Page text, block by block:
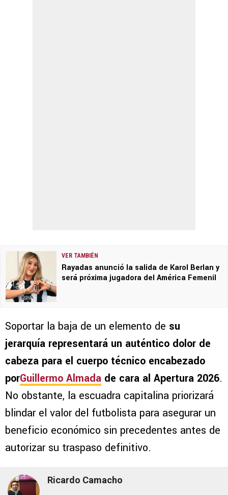
VER TAMBIÉN
Rayadas anunció la salida de Karol Berlan y
será próxima jugadora del América Femenil
Soportar la baja de un elemento de su
jerarquía representará un auténtico dolor de
cabeza para el cuerpo técnico encabezado
porGuillermo Almada de cara al Apertura 2026.
No obstante, la escuadra capitalina priorizará
blindar el valor del futbolista para asegurar un
beneficio económico sin precedentes antes de
autorizar su traspaso definitivo.
Ricardo Camacho